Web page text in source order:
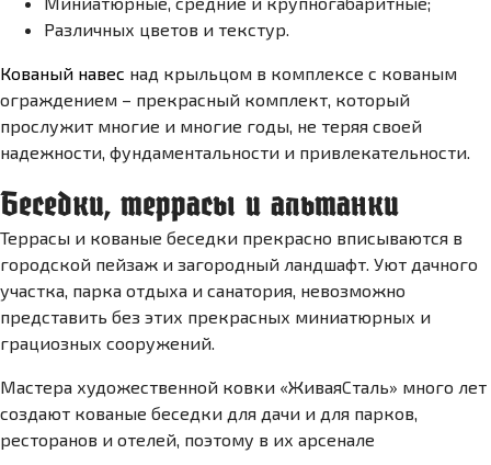
Различных цветов и текстур.
Кованый навес над крыльцом в комплексе с кованым
ограждением – прекрасный комплект, который
прослужит многие и многие годы, не теряя своей
надежности, фундаментальности и привлекательности.
Беседки, террасы и альтанки
Террасы и кованые беседки прекрасно вписываются в
городской пейзаж и загородный ландшафт. Уют дачного
участка, парка отдыха и санатория, невозможно
представить без этих прекрасных миниатюрных и
грациозных сооружений.
Мастера художественной ковки «ЖиваяCталь» много лет
создают кованые беседки для дачи и для парков,
ресторанов и отелей, поэтому в их арсенале